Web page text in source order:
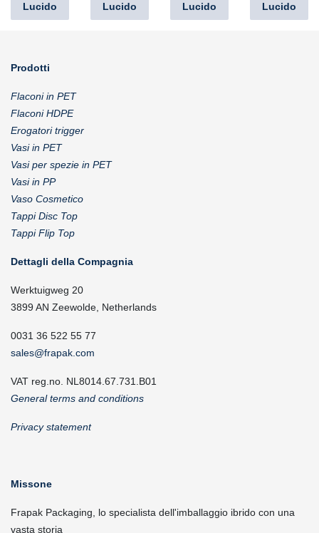
Lucido
Lucido
Lucido
Lucido
Prodotti
Flaconi in PET
Flaconi HDPE
Erogatori trigger
Vasi in PET
Vasi per spezie in PET
Vasi in PP
Vaso Cosmetico
Tappi Disc Top
Tappi Flip Top
Dettagli della Compagnia
Werktuigweg 20
3899 AN Zeewolde, Netherlands
0031 36 522 55 77
sales@frapak.com
VAT reg.no. NL8014.67.731.B01
General terms and conditions
Privacy statement
Missone
Frapak Packaging, lo specialista dell'imballaggio ibrido con una
vasta storia